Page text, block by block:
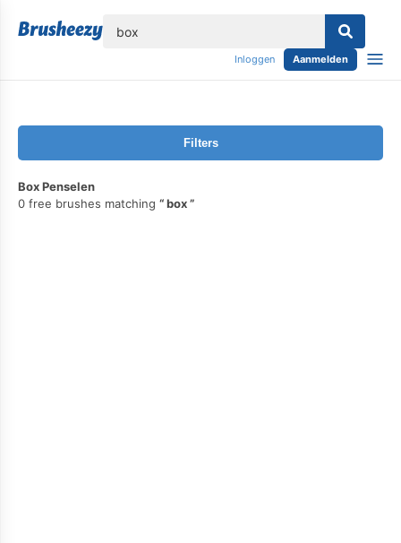
Inloggen Aanmelden
Filters
Box Penselen
0 free brushes matching
box